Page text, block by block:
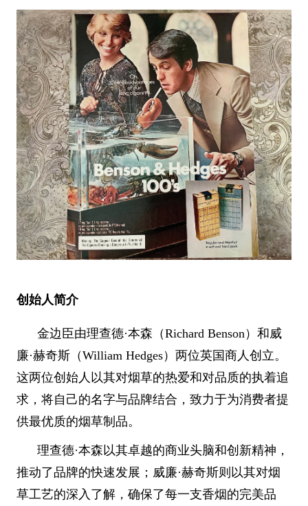
创始人简介
金边臣由理查德·本森（Richard Benson）和威
廉·赫奇斯（William Hedges）两位英国商人创立。
这两位创始人以其对烟草的热爱和对品质的执着追
求，将自己的名字与品牌结合，致力于为消费者提
供最优质的烟草制品。
理查德·本森以其卓越的商业头脑和创新精神，
推动了品牌的快速发展；威廉·赫奇斯则以其对烟
草工艺的深入了解，确保了每一支香烟的完美品